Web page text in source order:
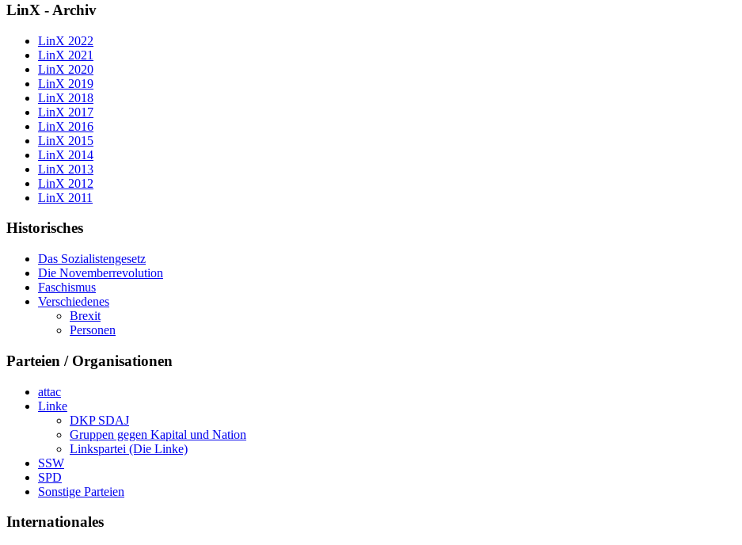
LinX - Archiv
LinX 2022
LinX 2021
LinX 2020
LinX 2019
LinX 2018
LinX 2017
LinX 2016
LinX 2015
LinX 2014
LinX 2013
LinX 2012
LinX 2011
Historisches
Das Sozialistengesetz
Die Novemberrevolution
Faschismus
Verschiedenes
Brexit
Personen
Parteien / Organisationen
attac
Linke
DKP SDAJ
Gruppen gegen Kapital und Nation
Linkspartei (Die Linke)
SSW
SPD
Sonstige Parteien
Internationales